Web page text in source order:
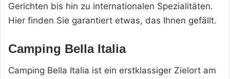
Gerichten bis hin zu internationalen Spezialitäten.
Hier finden Sie garantiert etwas, das Ihnen gefällt.
Camping Bella Italia
Camping Bella Italia ist ein erstklassiger Zielort am